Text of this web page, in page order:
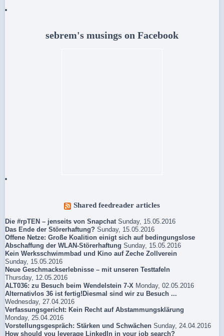
sebrem's musings on Facebook
Shared feedreader articles
Die #rpTEN – jenseits von Snapchat Sunday, 15.05.2016
Das Ende der Störerhaftung? Sunday, 15.05.2016
Offene Netze: Große Koalition einigt sich auf bedingungslose
Abschaffung der WLAN-Störerhaftung Sunday, 15.05.2016
Kein Werksschwimmbad und Kino auf Zeche Zollverein
Sunday, 15.05.2016
Neue Geschmackserlebnisse – mit unseren Testtafeln
Thursday, 12.05.2016
ALT036: zu Besuch beim Wendelstein 7-X Monday, 02.05.2016
Alternativlos 36 ist fertig!Diesmal sind wir zu Besuch ...
Wednesday, 27.04.2016
Verfassungsgericht: Kein Recht auf Abstammungsklärung
Monday, 25.04.2016
Vorstellungsgespräch: Stärken und Schwächen Sunday, 24.04.2016
How should you leverage LinkedIn in your job search?